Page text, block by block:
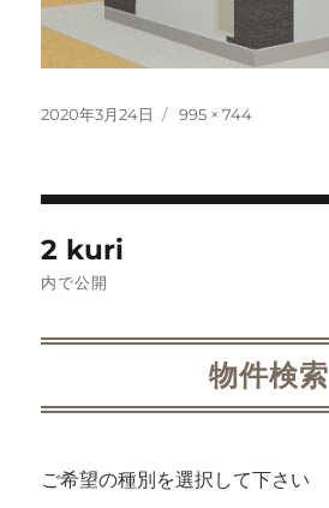
投
2020年3月24日
フ
995 × 744
稿
ー
2 kuri
内で公開
物件検索
ご希望の種別を選択して下さい